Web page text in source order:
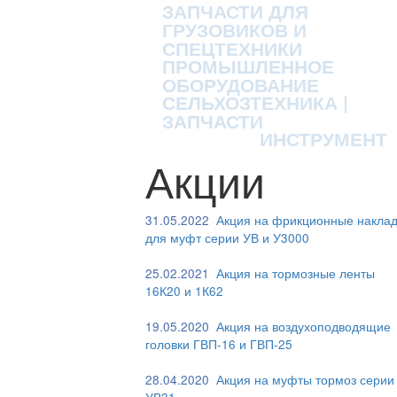
ЗАПЧАСТИ ДЛЯ
ГРУЗОВИКОВ И
СПЕЦТЕХНИКИ
ПРОМЫШЛЕННОЕ
ОБОРУДОВАНИЕ
СЕЛЬХОЗТЕХНИКА |
ЗАПЧАСТИ
ИНСТРУМЕНТ
Акции
31.05.2022 Акция на фрикционные
для муфт серии УВ и У3000
25.02.2021 Акция на тормозные ленты
16К20 и 1К62
19.05.2020 Акция на воздухоподводящие
головки ГВП-16 и ГВП-25
28.04.2020 Акция на муфты тормоз серии